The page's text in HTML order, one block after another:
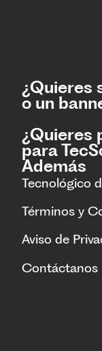
¿Quieres
o un
¿Quieres
para
Además
Tecnológico
Términos y
Aviso de
Contáctanos